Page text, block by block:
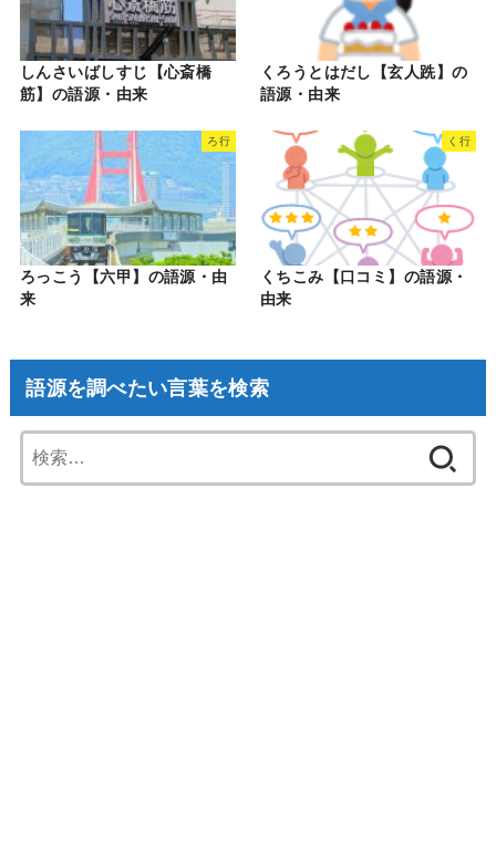
しんさいばしすじ【心斎橋
筋】の語源・由来
くろうとはだし【玄人跣】の
語源・由来
ろ行
ろっこう【六甲】の語源・由
来
く行
くちこみ【口コミ】の語源・
由来
語源を調べたい言葉を検索
索: